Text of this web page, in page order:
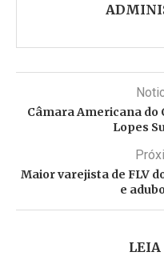
Câmara Americana do
Lopes
Maior varejista de FLV
e